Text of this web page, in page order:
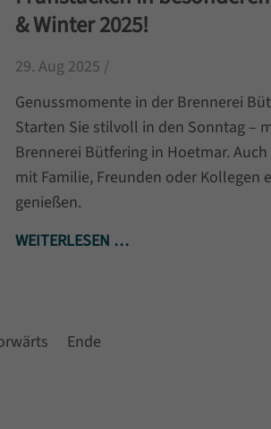
& Winter 2025!
29. Aug 2025 /
Genussmomente in der Brennerei
Starten Sie stilvoll in den Sonntag –
Brennerei Bütfering in Hoetmar.
mit Familie, Freunden oder Kollegen
genießen.
WEITERLESEN …
Ende